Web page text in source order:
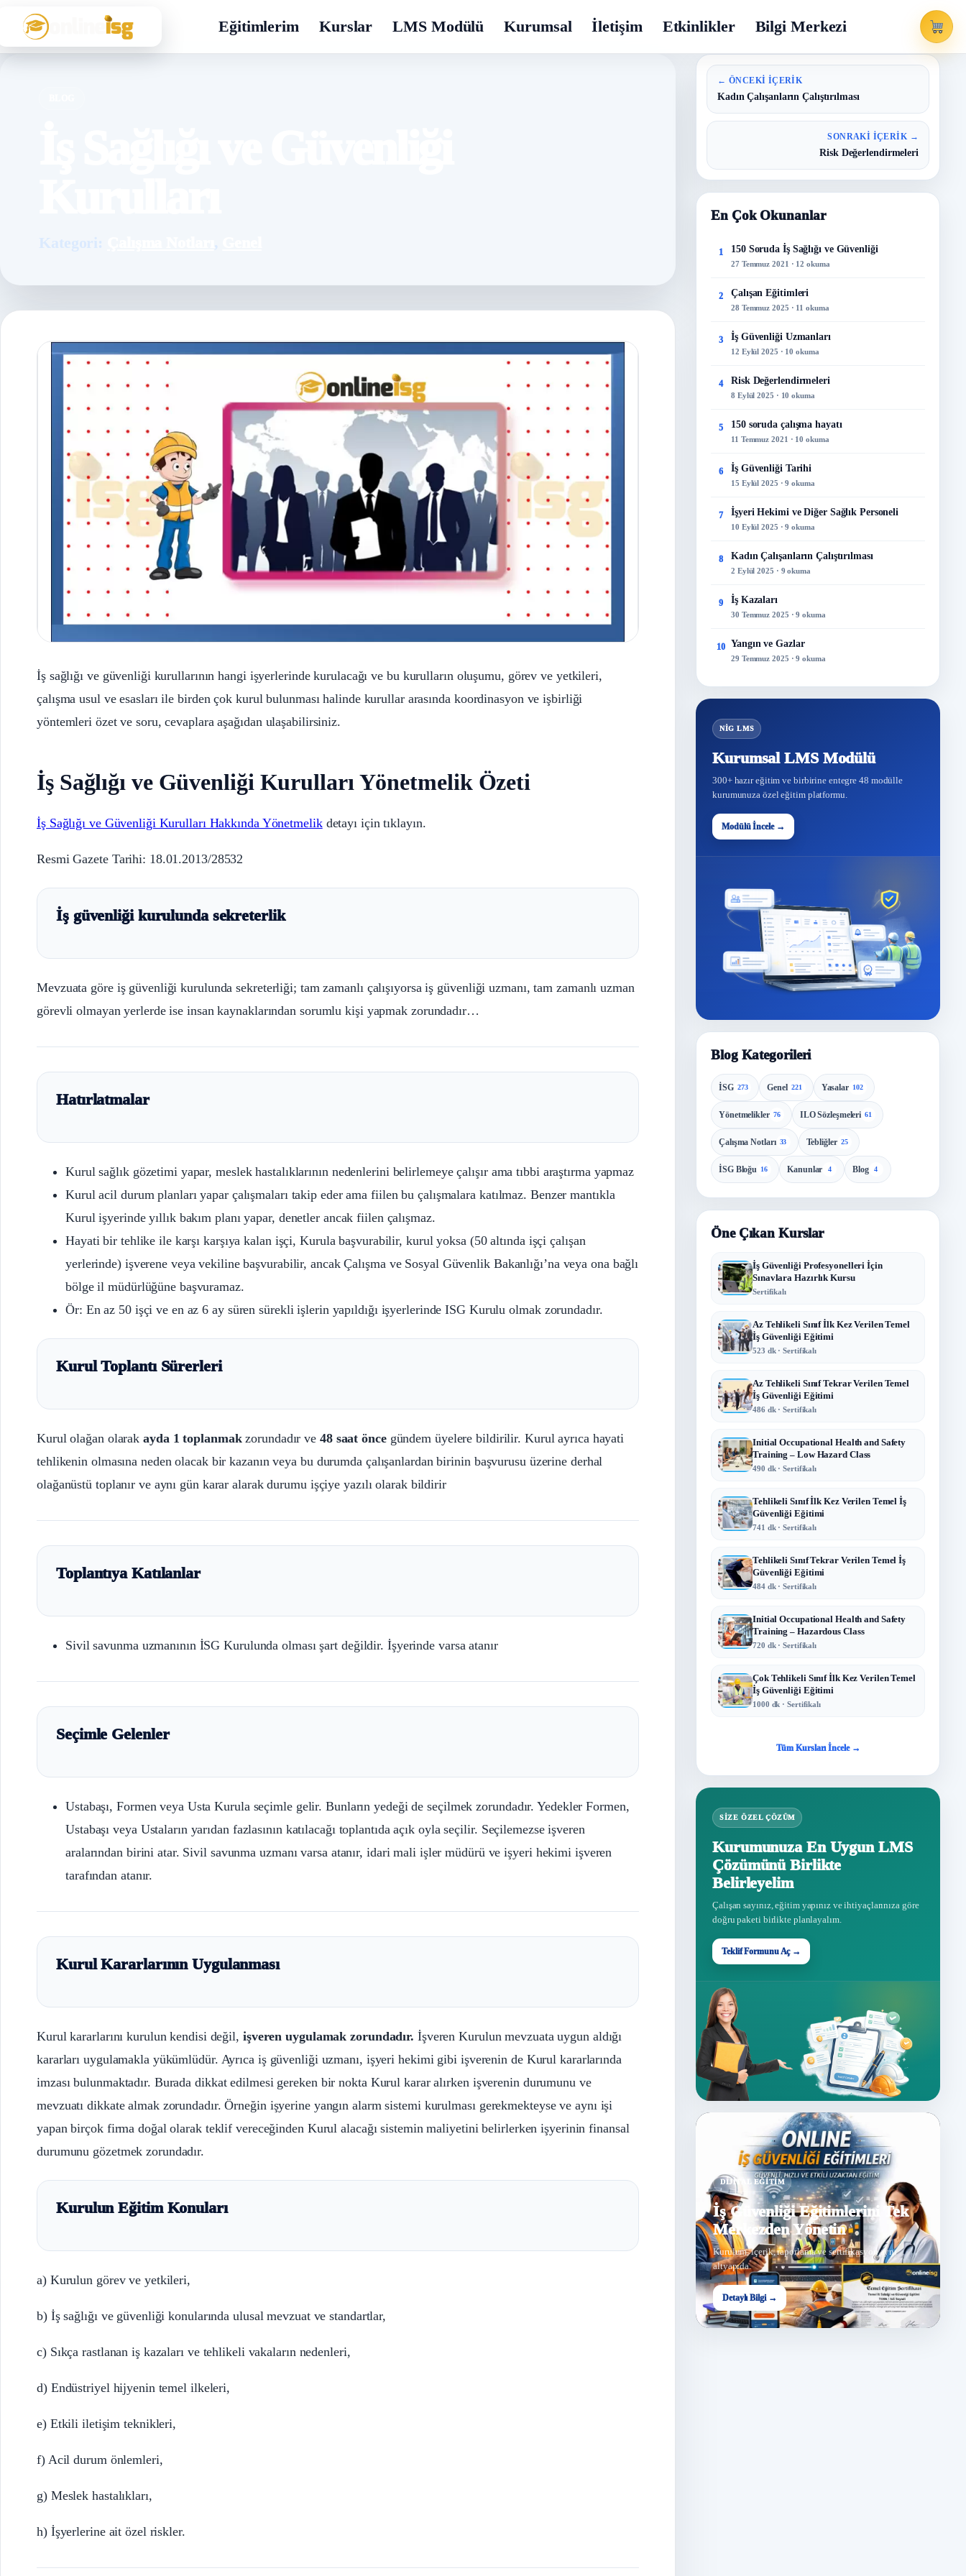
Eğitimlerim Kurslar LMS Modülü Kurumsal İletişim Etkinlikler Bilgi Merkezi
Kategori: ,
İş sağlığı ve güvenliği kurullarının hangi işyerlerinde kurulacağı ve bu kurulların oluşumu, görev ve yetkileri,
çalışma usul ve esasları ile birden çok kurul bulunması halinde kurullar arasında koordinasyon ve işbirliği
yöntemleri özet ve soru, cevaplara aşağıdan ulaşabilirsiniz.
İş Sağlığı ve Güvenliği Kurulları Yönetmelik Özeti
İş Sağlığı ve Güvenliği Kurulları Hakkında Yönetmelikdetayı için tıklayın.
Resmi Gazete Tarihi: 18.01.2013/28532
İş güvenliği kurulunda sekreterlik
Mevzuata göre iş güvenliği kurulunda sekreterliği; tam zamanlı çalışıyorsa iş güvenliği uzmanı, tam zamanlı uzman
görevli olmayan yerlerde ise insan kaynaklarından sorumlu kişi yapmak zorundadır…
Hatırlatmalar
Kurul sağlık gözetimi yapar, meslek hastalıklarının nedenlerini belirlemeye çalışır ama tıbbi araştırma yapmaz
Kurul acil durum planları yapar çalışmaları takip eder ama fiilen bu çalışmalara katılmaz. Benzer mantıkla
Kurul işyerinde yıllık bakım planı yapar, denetler ancak fiilen çalışmaz.
Hayati bir tehlike ile karşı karşıya kalan işçi, Kurula başvurabilir, kurul yoksa (50 altında işçi çalışan
yerlerinde) işverene veya vekiline başvurabilir, ancak Çalışma ve Sosyal Güvenlik Bakanlığı’na veya ona bağlı
bölge il müdürlüğüne başvuramaz.
Ör: En az 50 işçi ve en az 6 ay süren sürekli işlerin yapıldığı işyerlerinde ISG Kurulu olmak zorundadır.
Kurul Toplantı Sürerleri
Kurul olağan olarak ayda 1 toplanmakzorundadır ve 48 saat öncegündem üyelere bildirilir. Kurul ayrıca hayati
tehlikenin olmasına neden olacak bir kazanın veya bu durumda çalışanlardan birinin başvurusu üzerine derhal
olağanüstü toplanır ve aynı gün karar alarak durumu işçiye yazılı olarak bildirir
Toplantıya Katılanlar
Sivil savunma uzmanının İSG Kurulunda olması şart değildir. İşyerinde varsa atanır
Seçimle Gelenler
Ustabaşı, Formen veya Usta Kurula seçimle gelir. Bunların yedeği de seçilmek zorundadır. Yedekler Formen,
Ustabaşı veya Ustaların yarıdan fazlasının katılacağı toplantıda açık oyla seçilir. Seçilemezse işveren
aralarından birini atar. Sivil savunma uzmanı varsa atanır, idari mali işler müdürü ve işyeri hekimi işveren
tarafından atanır.
Kurul Kararlarının Uygulanması
Kurul kararlarını kurulun kendisi değil, işveren uygulamak zorundadır. İşveren Kurulun mevzuata uygun aldığı
kararları uygulamakla yükümlüdür. Ayrıca iş güvenliği uzmanı, işyeri hekimi gibi işverenin de Kurul kararlarında
imzası bulunmaktadır. Burada dikkat edilmesi gereken bir nokta Kurul karar alırken işverenin durumunu ve
mevzuatı dikkate almak zorundadır. Örneğin işyerine yangın alarm sistemi kurulması gerekmekteyse ve aynı işi
yapan birçok firma doğal olarak teklif vereceğinden Kurul alacağı sistemin maliyetini belirlerken işyerinin finansal
durumunu gözetmek zorundadır.
Kurulun Eğitim Konuları
a) Kurulun görev ve yetkileri,
b) İş sağlığı ve güvenliği konularında ulusal mevzuat ve standartlar,
c) Sıkça rastlanan iş kazaları ve tehlikeli vakaların nedenleri,
d) Endüstriyel hijyenin temel ilkeleri,
e) Etkili iletişim teknikleri,
f) Acil durum önlemleri,
g) Meslek hastalıkları,
h) İşyerlerine ait özel riskler.
← ÖNCEKI İÇERIK
Kadın Çalışanların Çalıştırılması
SONRAKI İÇERIK →
Risk Değerlendirmeleri
En Çok Okunanlar
1 150 Soruda İş Sağlığı ve Güvenliği
27 Temmuz 2021 · 12 okuma
2 Çalışan Eğitimleri
28 Temmuz 2025 · 11 okuma
3 İş Güvenliği Uzmanları
12 Eylül 2025 · 10 okuma
4 Risk Değerlendirmeleri
8 Eylül 2025 · 10 okuma
5 150 soruda çalışma hayatı
11 Temmuz 2021 · 10 okuma
6 İş Güvenliği Tarihi
15 Eylül 2025 · 9 okuma
7 İşyeri Hekimi ve Diğer Sağlık Personeli
10 Eylül 2025 · 9 okuma
8 Kadın Çalışanların Çalıştırılması
2 Eylül 2025 · 9 okuma
9 İş Kazaları
30 Temmuz 2025 · 9 okuma
10 Yangın ve Gazlar
29 Temmuz 2025 · 9 okuma
NİG LMS
Kurumsal LMS Modülü
300+ hazır eğitim ve birbirine entegre 48 modülle
kurumunuza özel eğitim platformu.
Modülü İncele →
Blog Kategorileri
İSG 273 Genel 221 Yasalar 102
Yönetmelikler 76 ILO Sözleşmeleri 61
Çalışma Notları 33 Tebliğler 25
İSG Bloğu 16 Kanunlar 4 Blog 4
Öne Çıkan Kurslar
İş Güvenliği Profesyonelleri İçin
Sınavlara Hazırlık Kursu
Sertifikalı
Az Tehlikeli Sınıf İlk Kez Verilen Temel
İş Güvenliği Eğitimi
523 dk · Sertifikalı
Az Tehlikeli Sınıf Tekrar Verilen Temel
İş Güvenliği Eğitimi
486 dk · Sertifikalı
Initial Occupational Health and Safety
Training – Low Hazard Class
490 dk · Sertifikalı
Tehlikeli Sınıf İlk Kez Verilen Temel İş
Güvenliği Eğitimi
741 dk · Sertifikalı
Tehlikeli Sınıf Tekrar Verilen Temel İş
Güvenliği Eğitimi
484 dk · Sertifikalı
Initial Occupational Health and Safety
Training – Hazardous Class
720 dk · Sertifikalı
Çok Tehlikeli Sınıf İlk Kez Verilen Temel
İş Güvenliği Eğitimi
1000 dk · Sertifikalı
Tüm Kursları İncele →
SIZE ÖZEL ÇÖZÜM
Kurumunuza En Uygun LMS
Çözümünü Birlikte
Belirleyelim
Çalışan sayınız, eğitim yapınız ve ihtiyaçlarınıza göre
doğru paketi birlikte planlayalım.
Teklif Formunu Aç →
DIJITAL EĞITIM
İş Güvenliği Eğitimlerini Tek
Merkezden Yönetin
Kurulum, içerik, raporlama ve sertifikasyon aynı
altyapıda.
Detaylı Bilgi →